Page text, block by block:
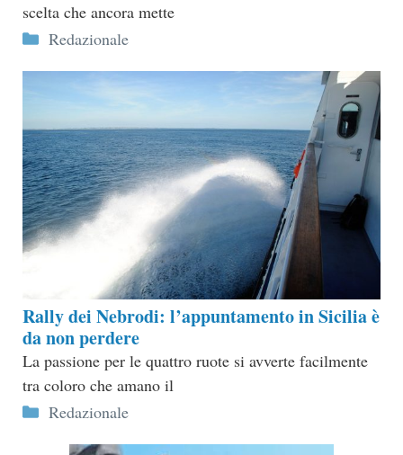
scelta che ancora mette
Categorie
Redazionale
Rally dei Nebrodi: l’appuntamento in Sicilia è
da non perdere
La passione per le quattro ruote si avverte facilmente
tra coloro che amano il
Categorie
Redazionale